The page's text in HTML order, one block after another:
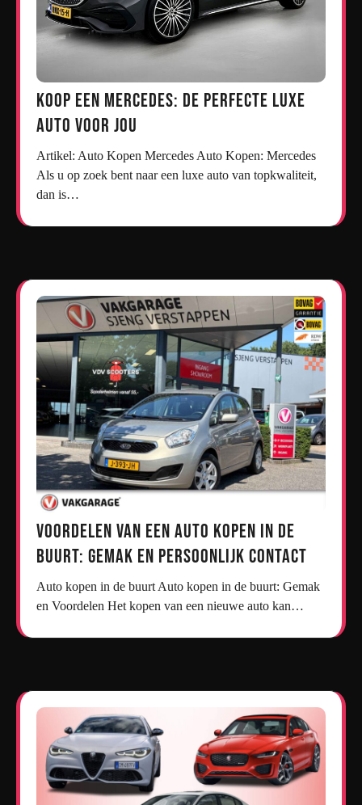
Koop een Mercedes: De Perfecte Luxe
Auto voor Jou
Artikel: Auto Kopen Mercedes Auto Kopen: Mercedes
Als u op zoek bent naar een luxe auto van topkwaliteit,
dan is…
Voordelen van een Auto Kopen in de
Buurt: Gemak en Persoonlijk Contact
Auto kopen in de buurt Auto kopen in de buurt: Gemak
en Voordelen Het kopen van een nieuwe auto kan…